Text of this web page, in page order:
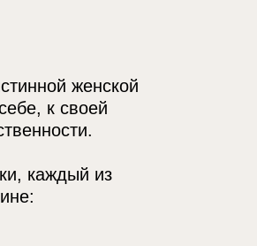
женской
к своей
каждый из